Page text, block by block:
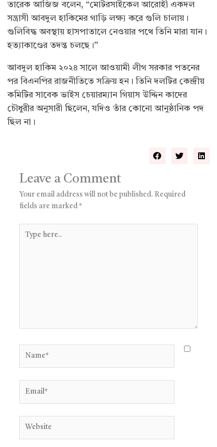
তারেক আজিজ বলেন, “মোটরসাইকেল আরোহী একদল
সন্ত্রাসী আবদুল হাকিমের গাড়ি লক্ষ্য করে গুলি চালায়।
গুলিবিদ্ধ অবস্থায় হাসপাতালে নেওয়ার পথে তিনি মারা যান।
হত্যাকাণ্ডের তদন্ত চলছে।”
আবদুল হাকিম ২০২৪ সালে আওয়ামী লীগ সরকার পতনের
পর বিএনপির রাজনীতিতে সক্রিয় হন। তিনি দলটির কেন্দ্রীয়
কমিটির সাবেক ভাইস চেয়ারম্যান গিয়াস উদ্দিন কাদের
চৌধুরীর অনুসারী ছিলেন, যদিও তাঁর কোনো আনুষ্ঠানিক পদ
ছিল না।
Leave a Comment
Your email address will not be published. Required
fields are marked *
here..